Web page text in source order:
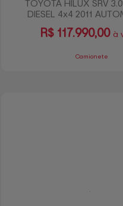
TOYOTA HILUX SRV
DIESEL 4x4 2011
R$117.990,00 à
Camionete